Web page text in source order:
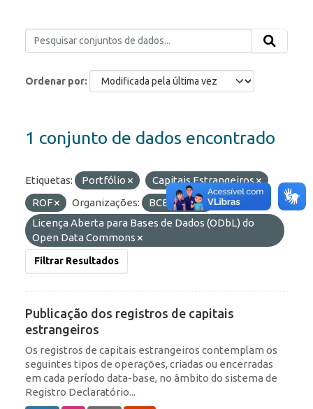
Ordenar por
1 conjunto de dados encontrado
Etiquetas: Portfólio
Capitais Estrangeiros
ROF
Organizações: BCB/Dstat
Licenças:
Licença Aberta para Bases de Dados (ODbL) do
Open Data Commons
Filtrar Resultados
Publicação dos registros de capitais
estrangeiros
Os registros de capitais estrangeiros contemplam os
seguintes tipos de operações, criadas ou encerradas
em cada período data-base, no âmbito do sistema de
Registro Declaratório...